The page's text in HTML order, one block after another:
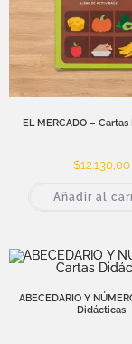
EL MERCADO –
$12.130,00
Añadir al
ABECEDARIO Y
Didácticas